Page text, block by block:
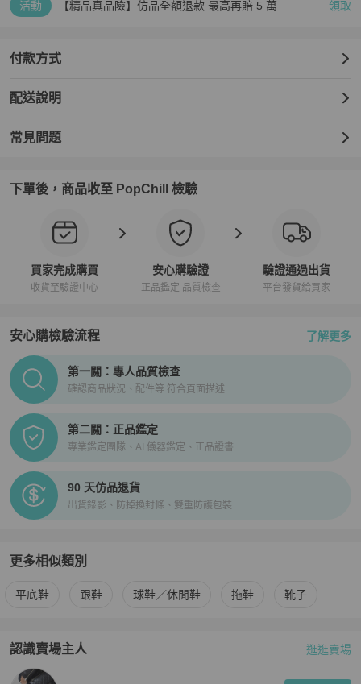
活動 【精品真品險】仿品全額退款 最高再賠 5 萬 領取
付款方式
配送說明
常見問題
下單後，商品收至 PopChill 檢驗
買家完成購買
收貨至驗證中心
安心購驗證
正品鑑定 品質檢查
驗證通過出貨
平台發貨給買家
安心購檢驗流程 了解更多
PopChill拍拍圈正品驗證、安心購檢驗流程介紹
第一關：專人品質檢查
確認商品狀況、配件等 符合頁面描述
第二關：正品鑑定
專業鑑定團隊、AI 儀器鑑定、正品證書
90 天仿品退貨
出貨錄影、防掉換封條、雙重防護包裝
更多相似類別
更多BURBERRY女鞋 相似商品推薦
平底鞋 跟鞋 球鞋／休閒鞋 拖鞋 靴子
認識賣場主人
PopChill 拍拍圈嚴選賣家
逛逛賣場